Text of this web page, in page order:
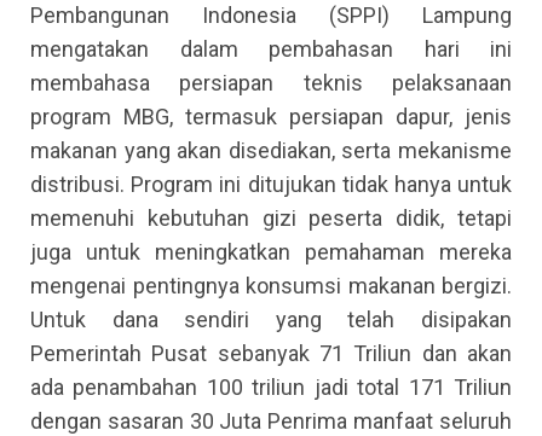
Pembangunan Indonesia (SPPI) Lampung
mengatakan dalam pembahasan hari ini
membahasa persiapan teknis pelaksanaan
program MBG, termasuk persiapan dapur, jenis
makanan yang akan disediakan, serta mekanisme
distribusi. Program ini ditujukan tidak hanya untuk
memenuhi kebutuhan gizi peserta didik, tetapi
juga untuk meningkatkan pemahaman mereka
mengenai pentingnya konsumsi makanan bergizi.
Untuk dana sendiri yang telah disipakan
Pemerintah Pusat sebanyak 71 Triliun dan akan
ada penambahan 100 triliun jadi total 171 Triliun
dengan sasaran 30 Juta Penrima manfaat seluruh